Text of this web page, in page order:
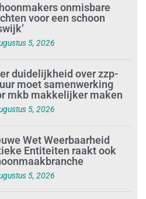
onmisbare
voor een schoon
5, 2026
duidelijkheid over zzp-
moet samenwerking
mkb makkelijker maken
5, 2026
Wet Weerbaarheid
Entiteiten raakt ook
5, 2026